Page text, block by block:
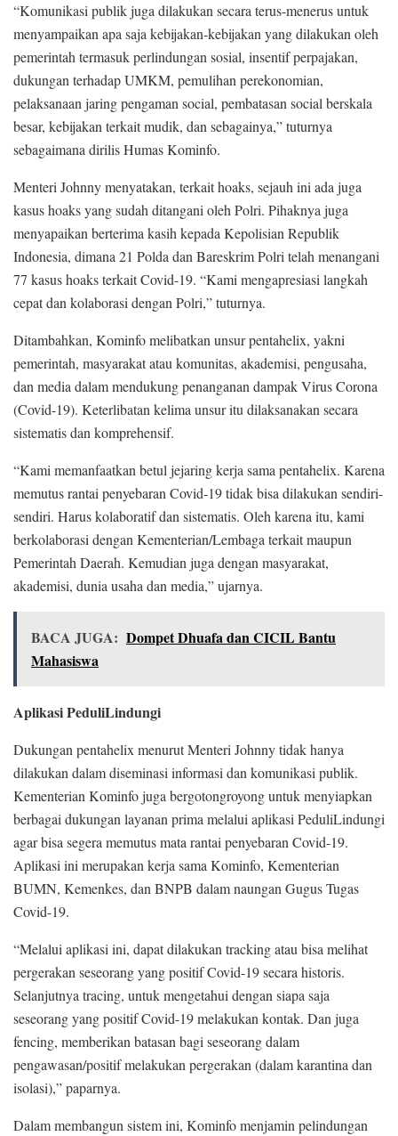
“Komunikasi publik juga dilakukan secara terus-menerus untuk
menyampaikan apa saja kebijakan-kebijakan yang dilakukan oleh
pemerintah termasuk perlindungan sosial, insentif perpajakan,
dukungan terhadap UMKM, pemulihan perekonomian,
pelaksanaan jaring pengaman social, pembatasan social berskala
besar, kebijakan terkait mudik, dan sebagainya,” tuturnya
sebagaimana dirilis Humas Kominfo.
Menteri Johnny menyatakan, terkait hoaks, sejauh ini ada juga
kasus hoaks yang sudah ditangani oleh Polri. Pihaknya juga
menyapaikan berterima kasih kepada Kepolisian Republik
Indonesia, dimana 21 Polda dan Bareskrim Polri telah menangani
77 kasus hoaks terkait Covid-19. “Kami mengapresiasi langkah
cepat dan kolaborasi dengan Polri,” tuturnya.
Ditambahkan, Kominfo melibatkan unsur pentahelix, yakni
pemerintah, masyarakat atau komunitas, akademisi, pengusaha,
dan media dalam mendukung penanganan dampak Virus Corona
(Covid-19). Keterlibatan kelima unsur itu dilaksanakan secara
sistematis dan komprehensif.
“Kami memanfaatkan betul jejaring kerja sama pentahelix. Karena
memutus rantai penyebaran Covid-19 tidak bisa dilakukan sendiri-
sendiri. Harus kolaboratif dan sistematis. Oleh karena itu, kami
berkolaborasi dengan Kementerian/Lembaga terkait maupun
Pemerintah Daerah. Kemudian juga dengan masyarakat,
akademisi, dunia usaha dan media,” ujarnya.
BACA JUGA: Dompet Dhuafa dan CICIL Bantu
Mahasiswa
Aplikasi PeduliLindungi
Dukungan pentahelix menurut Menteri Johnny tidak hanya
dilakukan dalam diseminasi informasi dan komunikasi publik.
Kementerian Kominfo juga bergotongroyong untuk menyiapkan
berbagai dukungan layanan prima melalui aplikasi PeduliLindungi
agar bisa segera memutus mata rantai penyebaran Covid-19.
Aplikasi ini merupakan kerja sama Kominfo, Kementerian
BUMN, Kemenkes, dan BNPB dalam naungan Gugus Tugas
Covid-19.
“Melalui aplikasi ini, dapat dilakukan tracking atau bisa melihat
pergerakan seseorang yang positif Covid-19 secara historis.
Selanjutnya tracing, untuk mengetahui dengan siapa saja
seseorang yang positif Covid-19 melakukan kontak. Dan juga
fencing, memberikan batasan bagi seseorang dalam
pengawasan/positif melakukan pergerakan (dalam karantina dan
isolasi),” paparnya.
Dalam membangun sistem ini, Kominfo menjamin pelindungan